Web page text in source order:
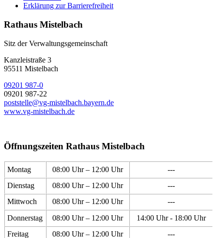
Erklärung zur Barrierefreiheit
Rathaus Mistelbach
Sitz der Verwaltungsgemeinschaft
Kanzleistraße 3
95511 Mistelbach
09201 987-0
09201 987-22
poststelle@vg-mistelbach.bayern.de
www.vg-mistelbach.de
Öffnungszeiten Rathaus Mistelbach
Montag 08:00 Uhr – 12:00 Uhr
---
Dienstag
08:00 Uhr – 12:00 Uhr
---
Mittwoch
08:00 Uhr – 12:00 Uhr
---
Donnerstag
08:00 Uhr – 12:00 Uhr
14:00 Uhr - 18:00 Uhr
Freitag
08:00 Uhr – 12:00 Uhr
---